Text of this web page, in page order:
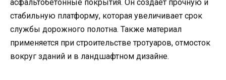
асфальтобетонные покрытия. Он создает прочную и
стабильную платформу, которая увеличивает срок
службы дорожного полотна. Также материал
применяется при строительстве тротуаров, отмосток
вокруг зданий и в ландшафтном дизайне.